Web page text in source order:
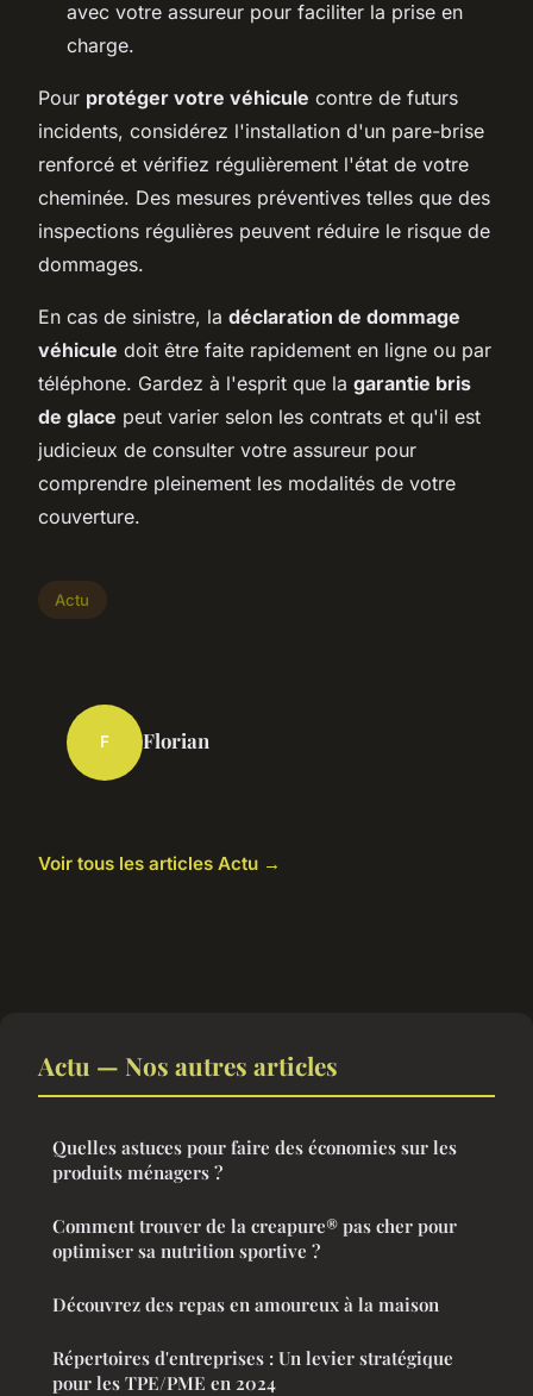
avec votre assureur pour faciliter la prise en
charge.
Pour protéger votre véhicule contre de futurs
incidents, considérez l'installation d'un pare-brise
renforcé et vérifiez régulièrement l'état de votre
cheminée. Des mesures préventives telles que des
inspections régulières peuvent réduire le risque de
dommages.
En cas de sinistre, la déclaration de dommage
véhicule doit être faite rapidement en ligne ou par
téléphone. Gardez à l'esprit que la garantie bris
de glace peut varier selon les contrats et qu'il est
judicieux de consulter votre assureur pour
comprendre pleinement les modalités de votre
couverture.
Actu
F Florian
Voir tous les articles Actu →
Actu — Nos autres articles
Quelles astuces pour faire des économies sur les
produits ménagers ?
Comment trouver de la creapure® pas cher pour
optimiser sa nutrition sportive ?
Découvrez des repas en amoureux à la maison
Répertoires d'entreprises : Un levier stratégique
pour les TPE/PME en 2024